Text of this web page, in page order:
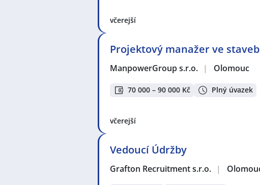
včerejší
Projektový manažer ve
ManpowerGroup s.r.o. | Olomouc
70 000 – 90 000 Kč Plný úvazek
včerejší
Vedoucí Údržby
Grafton Recruitment s.r.o. |